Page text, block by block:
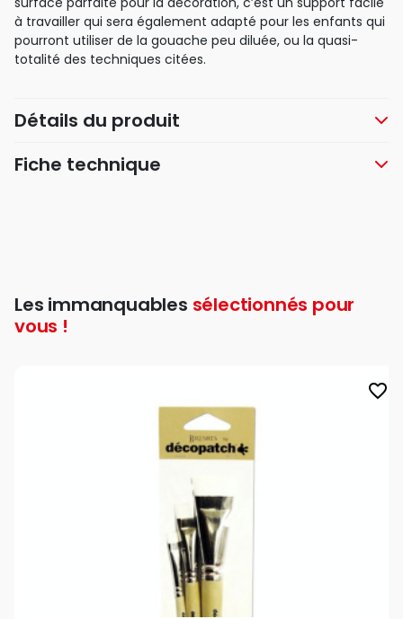
à travailler qui sera également adapté pour les enfants qui
pourront utiliser de la gouache peu diluée, ou la quasi-
totalité des techniques citées.
Détails du produit
Fiche technique
Les immanquables sélectionnés pour
vous !
favorite_border